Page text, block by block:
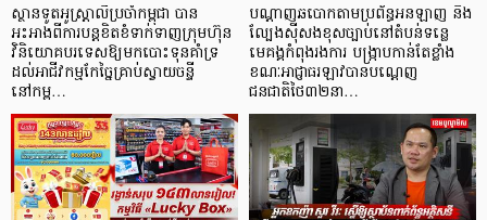
ស្ថានទូតអូស្ត្រាលីប្រចាំកម្ពុជា បាន
អះអាងពីការបន្តខិតខំទាក់ទាញក្រុមហ៊ុន
វិនិយោគបរទេសឱ្យមកបោះទុនគាំទ្រ
ដល់អាជីវកម្មកែច្នៃគ្រាប់ស្វាយចន្ទី
នៅកម្ព…
បណ្តាញឆបោកតាមប្រព័ន្ធអនឡាញ និង
ល្បែងស៊ីសងខុសច្បាប់នៅតំបន់ទន្លេ
មេគង្គកំពុងរងការ បង្ក្រាប​កាន់តែខ្លាំង
ខណៈអាជ្ញាធរឡាវបានបណ្តេញ
ជនជាតិថៃ៣២នា…